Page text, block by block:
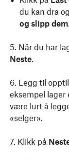
du kan dra
og slipp dem.
5. Når du har
Neste.
6. Legg til
eksempel lager
være lurt å
«selger».
7. Klikk på